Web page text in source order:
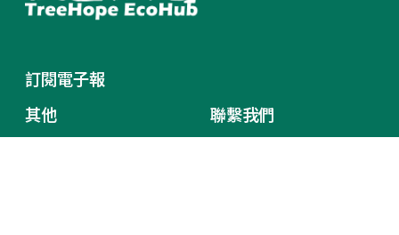
訂閱電子報
其他
聯繫我們